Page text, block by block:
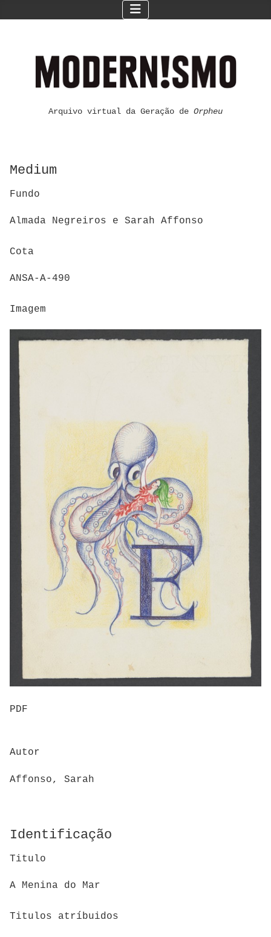
Arquivo virtual da Geração de Orpheu
Medium
Fundo
Almada Negreiros e Sarah Affonso
Cota
ANSA-A-490
Imagem
PDF
Autor
Affonso, Sarah
Identificação
Titulo
A Menina do Mar
Titulos atríbuidos